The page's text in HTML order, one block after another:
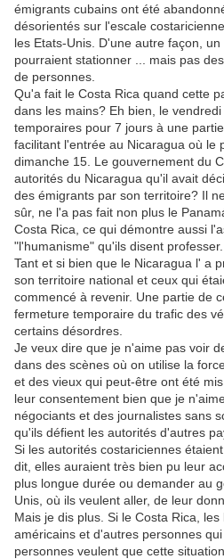
émigrants cubains ont été
désorientés sur l'escale
les Etats-Unis. D'une autre façon, un
pourraient stationner ... mais pas
de personnes.
Qu'a fait le Costa Rica quand cette
dans les mains? Eh bien, le
temporaires pour 7 jours à une
facilitant l'entrée au Nicaragua où le
dimanche 15. Le gouvernement du
autorités du Nicaragua qu'il avait
des émigrants par son territoire? Il
sûr, ne l'a pas fait non plus le
Costa Rica, ce qui démontre aussi
"l'humanisme" qu'ils disent professer.
Tant et si bien que le Nicaragua l' a
son territoire national et ceux qui
commencé à revenir. Une partie de
fermeture temporaire du trafic des
certains désordres.
Je veux dire que je n'aime pas voir
dans des scènes où on utilise la
et des vieux qui peut-être ont été
leur consentement bien que je
négociants et des journalistes sans
qu'ils défient les autorités d'autres
Si les autorités costariciennes
dit, elles auraient très bien pu leur
plus longue durée ou demander au
Unis, où ils veulent aller, de leur
Mais je dis plus. Si le Costa Rica,
américains et d'autres personnes
personnes veulent que cette